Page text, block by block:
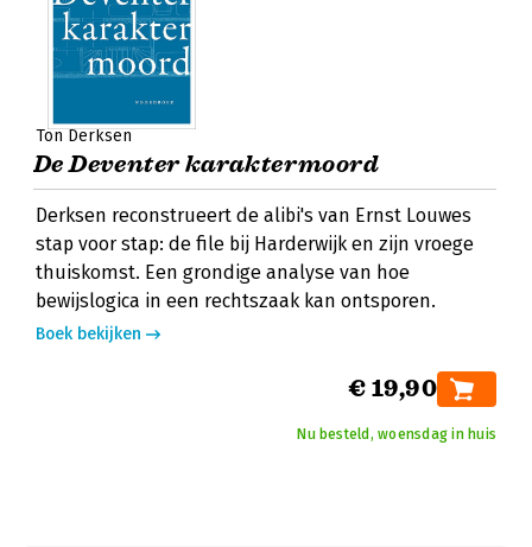
Ton Derksen
De Deventer karaktermoord
Derksen reconstrueert de alibi's van Ernst Louwes
stap voor stap: de file bij Harderwijk en zijn vroege
thuiskomst. Een grondige analyse van hoe
bewijslogica in een rechtszaak kan ontsporen.
Boek bekijken
€ 19,90
Nu besteld, woensdag in huis